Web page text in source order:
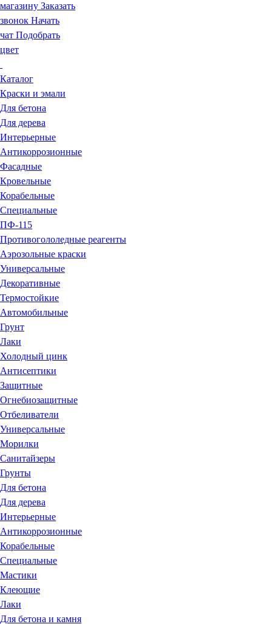
магазину Заказать
звонок Начать
чат Подобрать
цвет
Каталог
Краски и эмали
Для бетона
Для дерева
Интерьерные
Антикоррозионные
Фасадные
Кровельные
Корабельные
Специальные
ПФ-115
Противогололедные реагенты
Аэрозольные краски
Универсальные
Декоративные
Термостойкие
Автомобильные
Грунт
Лаки
Холодный цинк
Антисептики
Защитные
Огнебиозащитные
Отбеливатели
Универсальные
Морилки
Санитайзеры
Грунты
Для бетона
Для дерева
Интерьерные
Антикоррозионные
Корабельные
Специальные
Мастики
Клеющие
Лаки
Для бетона и камня